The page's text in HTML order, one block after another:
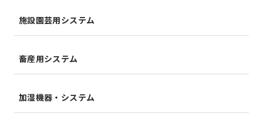
施設園芸用システム
畜産用システム
加湿機器・システム